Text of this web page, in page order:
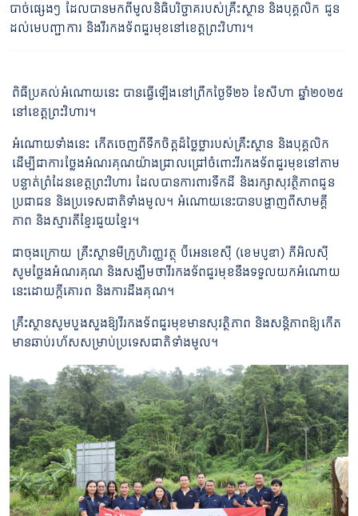
បាច់ផ្សេងៗ ដែលបានមកពីមូលនិធិបរិច្ចាគរបស់គ្រឹះស្ថាន និងបុគ្គលិក ជូន
ដល់មេបញ្ជាការ និងវីរកងទ័ពជួរមុខនៅខេត្តព្រះវិហារ។
ពិធីប្រគល់អំណោយនេះ បានធ្វើឡើងនៅព្រឹកថ្ងៃទី២៦ ខែសីហា ឆ្នាំ២០២៥
នៅខេត្តព្រះវិហារ។
អំណោយទាំងនេះ កើតចេញពីទឹកចិត្តដ៏ថ្លៃថ្លារបស់គ្រឹះស្ថាន និងបុគ្គលិក
ដើម្បីជាការថ្លែងអំណរគុណយ៉ាងជ្រាលជ្រៅចំពោះវីរកងទ័ពជួរមុខនៅតាម
បន្ទាត់ព្រំដែនខេត្តព្រះវិហារ ដែលបានការពារទឹកដី និងរក្សាសុវត្ថិភាពជូន
ប្រជាជន និងប្រទេសជាតិទាំងមូល។ អំណោយនេះបានបង្ហាញពីសាមគ្គី
ភាព និងស្មារតីខ្មែរជួយខ្មែរ។
ជាចុងក្រោយ គ្រឹះស្ថានមីក្រូហិរញ្ញវត្ថុ ប៊ីអេនខេស៊ី (ខេមបូឌា) ភីអិលស៊ី
សូមថ្លែងអំណរគុណ និងសង្ឃឹមថាវីរកងទ័ពជួរមុខនឹងទទួលយកអំណោយ
នេះដោយក្តីគោរព និងការដឹងគុណ។
គ្រឹះស្ថានសូមបួងសួងឱ្យវីរកងទ័ពជួរមុខមានសុវត្ថិភាព និងសន្តិភាពឱ្យកើត
មានឆាប់រហ័សសម្រាប់ប្រទេសជាតិទាំងមូល។